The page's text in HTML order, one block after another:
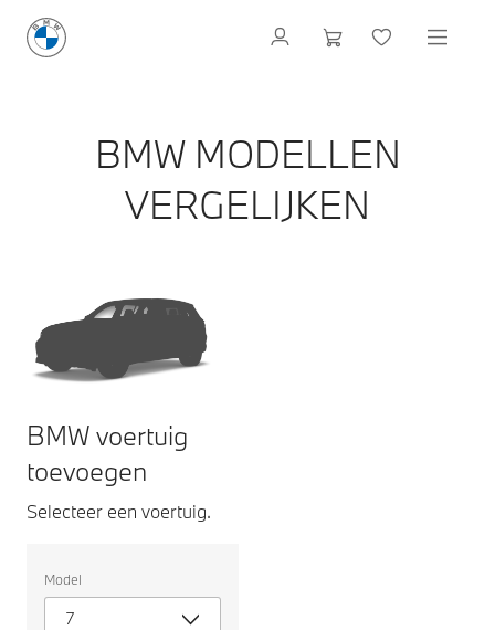
BMW MODELLEN
VERGELIJKEN
BMW voertuig
toevoegen
Selecteer een voertuig.
een
voertuig.
Model
7